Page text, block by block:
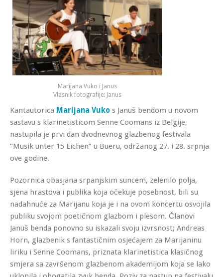
Marijana Vuko i Janus
Vlasnik fotografije: Janus
Kantautorica Marijana Vuko s Januš bendom u novom
sastavu s klarinetisticom Senne Coomans iz Belgije,
nastupila je prvi dan dvodnevnog glazbenog festivala
“Musik unter 15 Eichen” u Bueru, održanog 27. i 28. srpnja
ove godine.
Pozornica obasjana srpanjskim suncem, zelenilo polja,
sjena hrastova i publika koja očekuje posebnost, bili su
nadahnuće za Marijanu koja je i na ovom koncertu osvojila
publiku svojom poetičnom glazbom i plesom. Članovi
Januš benda ponovno su iskazali svoju izvrsnost; Andreas
Horn, glazbenik s fantastičnim osjećajem za Marijaninu
liriku i Senne Coomans, priznata klarinetistica klasičnog
smjera sa završenom glazbenom akademijom koja se lako